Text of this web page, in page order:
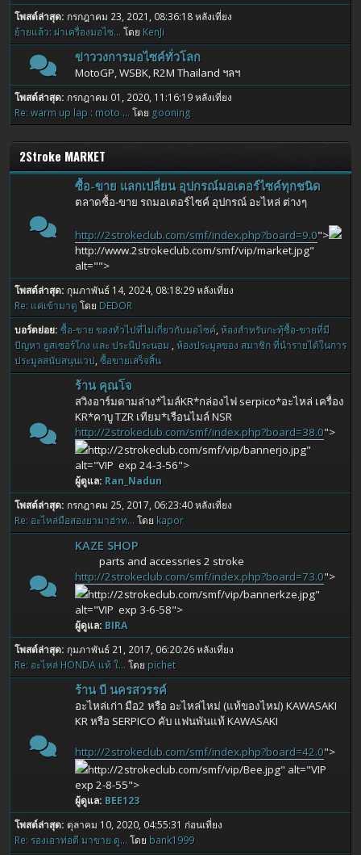
โพสต์ล่าสุด: กรกฎาคม 23, 2021, 08:36:18 หลังเที่ยง
ย้ายแล้ว: ผ่าเครื่องมอไซ... โดย KenJi
ข่าววงการมอไซค์ทั่วโลก
MotoGP, WSBK, R2M Thailand ฯลฯ
โพสต์ล่าสุด: กรกฎาคม 01, 2020, 11:16:19 หลังเที่ยง
Re: warm up lap : moto ... โดย gooning
2Stroke MARKET
ซื้อ-ขาย แลกเปลี่ยน อุปกรณ์มอเตอร์ไซค์ทุกชนิด
ตลาดซื้อ-ขาย รถมอเตอร์ไซค์ อุปกรณ์ อะไหล่ ต่างๆ
http://2strokeclub.com/smf/index.php?board=9.0">
http://www.2strokeclub.com/smf/vip/market.jpg"
alt="">
โพสต์ล่าสุด: กุมภาพันธ์ 14, 2024, 08:18:29 หลังเที่ยง
Re: แค่เข้ามาดูโดย DEDOR
บอร์ดย่อย ซื้อ-ขาย ของทั่วไปที่ไม่เกี่ยวกับมอไซค์ ห้องสำหรับกะทุ้ซื้อ-ขายที่มี
ปัญหา ยูสเซอร์โกง และ ประนีประนอม ห้องประมูลของ สมาชิก ที่นำรายได้ในการ
ประมูลสนับสนุนเวป ซื้อขายเสร็จสิ้น
ร้าน คุณโจ
สวิงอาร์มดามล่าง*ไมล์KR*กล่องไฟ serpico*อะไหล่ เครื่อง
KR*คาบู TZR เทียม*เรือนไมล์ NSR
http://2strokeclub.com/smf/index.php?board=38.0">
http://2strokeclub.com/smf/vip/bannerjo.jpg"
alt="VIP exp 24-3-56">
ผู้ดูแล: Ran_Nadun
โพสต์ล่าสุด: กรกฎาคม 25, 2017, 06:23:40 หลังเที่ยง
Re: อะไหล่มือสองยามาฮ่าท... โดย kapor
KAZE SHOP
parts and accessries 2 stroke
http://2strokeclub.com/smf/index.php?board=73.0">
http://2strokeclub.com/smf/vip/bannerkze.jpg"
alt="VIP exp 3-6-58">
ผู้ดูแล: BIRA
โพสต์ล่าสุด: กุมภาพันธ์ 21, 2017, 06:20:26 หลังเที่ยง
Re: อะไหล่ HONDA แท้ ใ... โดย pichet
ร้าน บี นครสวรรค์
อะไหล่เก่า มือ2 หรือ อะไหล่ไหม่ (แท้ของไหม่) KAWASAKI
KR หรือ SERPICO คับ แฟนพันแท้ KAWASAKI
http://2strokeclub.com/smf/index.php?board=42.0">
http://2strokeclub.com/smf/vip/Bee.jpg" alt="VIP
exp 2-8-55">
ผู้ดูแล: BEE123
โพสต์ล่าสุด: ตุลาคม 10, 2020, 04:55:31 ก่อนเที่ยง
Re: รองเอาท่อตี มาขาย ดู... โดย bank1999